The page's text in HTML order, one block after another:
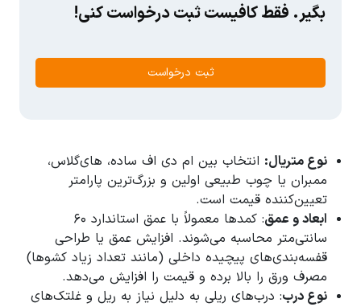
بگیر. فقط کافیست ثبت درخواست کنی!
ثبت درخواست
نوع متریال: انتخاب بین ام‌ دی ‌اف ساده، های‌گلاس،
ممبران یا چوب طبیعی اولین و بزرگ‌ترین پارامتر
تعیین‌کننده قیمت است.
ابعاد و عمق
: کمدها معمولاً با عمق استاندارد ۶۰
سانتی‌متر محاسبه می‌شوند. افزایش عمق یا طراحی
قفسه‌بندی‌های پیچیده داخلی (مانند تعداد زیاد کشوها)
مصرف ورق را بالا برده و قیمت را افزایش می‌دهد.
نوع درب: درب‌های ریلی به دلیل نیاز به ریل و غلتک‌های